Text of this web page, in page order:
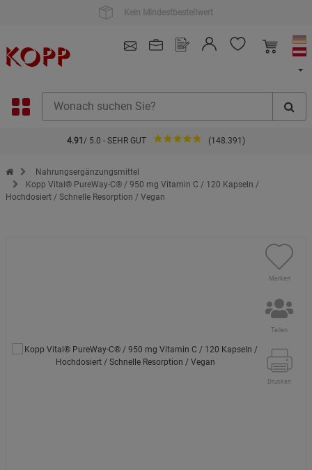
4.91 / 5.0 - SEHR GUT (148.391)
Zur Startseite des Kopp Verlag Online-Shop
Nahrungsergänzungsmittel
Kopp Vital® PureWay-C® / 950 mg Vitamin C / 120 Kapseln /
Hochdosiert / Schnelle Resorption / Vegan
Merken
Teilen
Drucken